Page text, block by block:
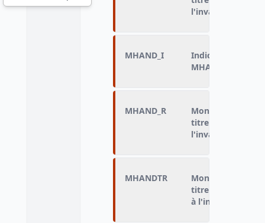
l'invalidité
MHAND_I
Indicatrice de
MHAND
MHAND_R
Montant
titre des
l'invalidité
MHANDTR
Montant
titre de ces
à l'invalidité (en